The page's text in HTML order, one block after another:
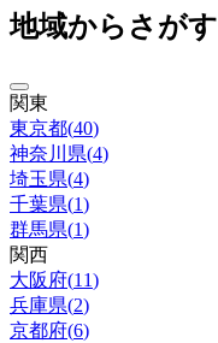
地域からさがす
関東
東京都(40)
神奈川県(4)
埼玉県(4)
千葉県(1)
群馬県(1)
関西
大阪府(11)
兵庫県(2)
京都府(6)